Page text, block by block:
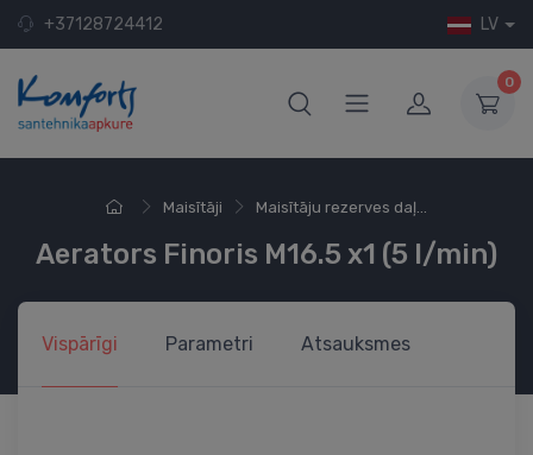
+37128724412 LV
0
Maisītāji Maisītāju rezerves daļ...
Aerators Finoris M16.5 x1 (5 l/min)
Vispārīgi Parametri Atsauksmes